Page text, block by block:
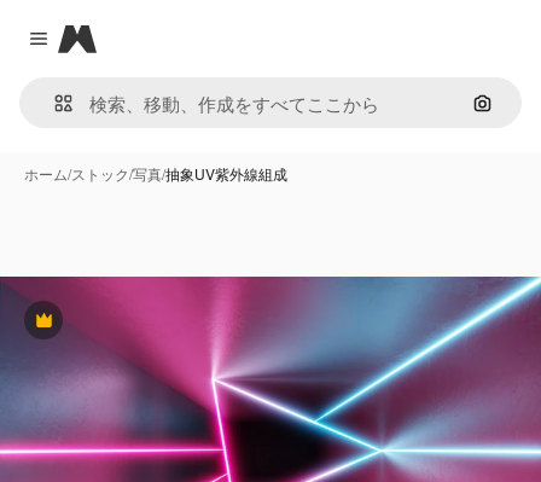
Close menu
Magnific
画像で
ホーム/ストック/写真/抽象UV紫外線組成
Premium